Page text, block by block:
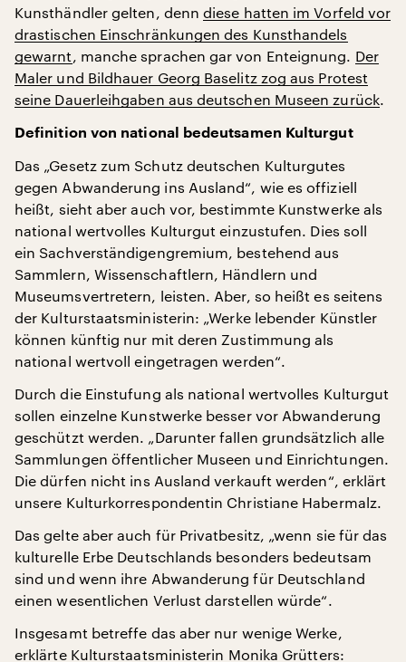
Kunsthändler gelten, denndiese hatten im Vorfeld vor
drastischen Einschränkungen des Kunsthandels
gewarnt , manche sprachen gar von Enteignung. Der
Maler und Bildhauer Georg Baselitz zog aus Protest
seine Dauerleihgaben aus deutschen Museen zurück.
Definition von national bedeutsamen Kulturgut
Das „Gesetz zum Schutz deutschen Kulturgutes
gegen Abwanderung ins Ausland“, wie es offiziell
heißt, sieht aber auch vor, bestimmte Kunstwerke als
national wertvolles Kulturgut einzustufen. Dies soll
ein Sachverständigengremium, bestehend aus
Sammlern, Wissenschaftlern, Händlern und
Museumsvertretern, leisten. Aber, so heißt es seitens
der Kulturstaatsministerin: „Werke lebender Künstler
können künftig nur mit deren Zustimmung als
national wertvoll eingetragen werden“.
Durch die Einstufung als national wertvolles Kulturgut
sollen einzelne Kunstwerke besser vor Abwanderung
geschützt werden. „Darunter fallen grundsätzlich alle
Sammlungen öffentlicher Museen und Einrichtungen.
Die dürfen nicht ins Ausland verkauft werden“, erklärt
unsere Kulturkorrespondentin Christiane Habermalz.
Das gelte aber auch für Privatbesitz, „wenn sie für das
kulturelle Erbe Deutschlands besonders bedeutsam
sind und wenn ihre Abwanderung für Deutschland
einen wesentlichen Verlust darstellen würde“.
Insgesamt betreffe das aber nur wenige Werke,
erklärte Kulturstaatsministerin Monika Grütters: